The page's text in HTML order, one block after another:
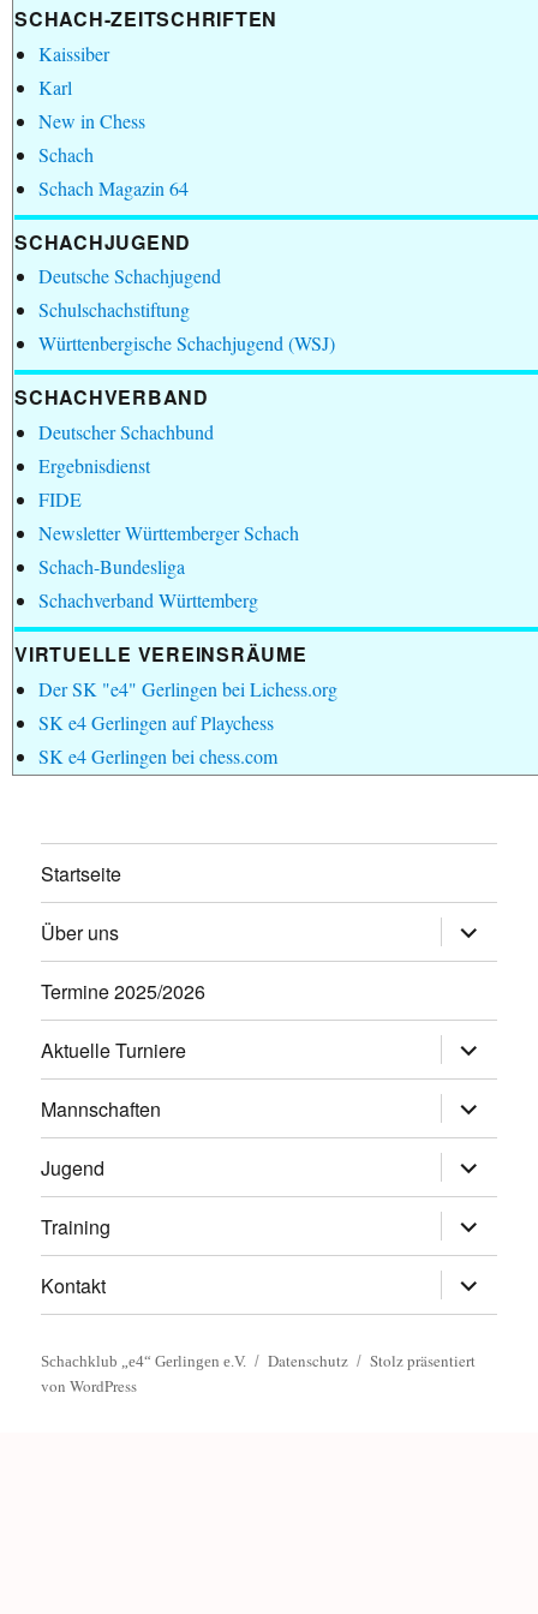
SCHACH-ZEITSCHRIFTEN
Kaissiber
Karl
New in Chess
Schach
Schach Magazin 64
SCHACHJUGEND
Deutsche Schachjugend
Schulschachstiftung
Württenbergische Schachjugend (WSJ)
SCHACHVERBAND
Deutscher Schachbund
Ergebnisdienst
FIDE
Newsletter Württemberger Schach
Schach-Bundesliga
Schachverband Württemberg
VIRTUELLE VEREINSRÄUME
Der SK "e4" Gerlingen bei Lichess.org
SK e4 Gerlingen auf Playchess
SK e4 Gerlingen bei chess.com
Startseite
Über uns
öffnen
Termine 2025/2026
Aktuelle Turniere
öffnen
Mannschaften
öffnen
Jugend
öffnen
Training
öffnen
Kontakt
öffnen
Schachklub „e4“ Gerlingen e.V. Datenschutz
Stolz präsentiert
von WordPress